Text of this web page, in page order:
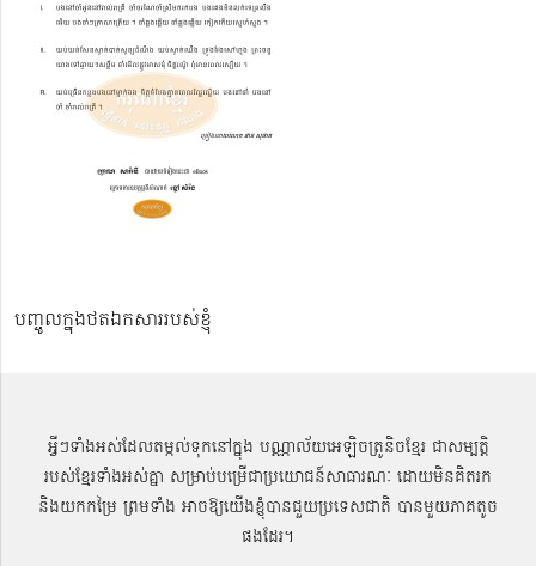
បញ្ចូលក្នុងថតឯកសាររបស់ខ្ញុំ
អ្វីៗទាំងអស់ដែលតម្កល់ទុកនៅក្នុង បណ្ណាល័យអេឡិចត្រូនិចខ្មែរ ជាសម្បតិ្ត
របស់ខ្មែរទាំងអស់គ្នា សម្រាប់បម្រើជាប្រយោជន៍សាធារណៈ ដោយមិនគិតរក
និងយកកម្រៃ ព្រមទាំង អាចឱ្យយើងខ្ញុំបានជួយប្រទេសជាតិ បានមួយភាគតូច
ផងដែរ។